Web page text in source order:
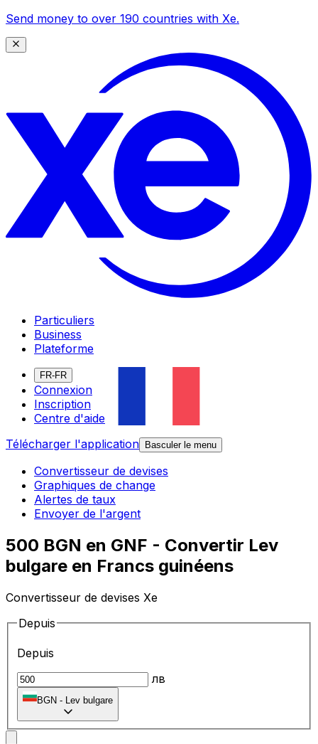
Send money to over 190 countries with Xe.
Particuliers
Business
Plateforme
FR-FR
Connexion
Inscription
Centre d'aide
Télécharger l'application
Basculer le menu
Convertisseur de devises
Graphiques de change
Alertes de taux
Envoyer de l'argent
500 BGN en GNF - Convertir Lev
bulgare en Francs guinéens
Convertisseur de devises Xe
Depuis
Depuis
лв
BGN - Lev bulgare